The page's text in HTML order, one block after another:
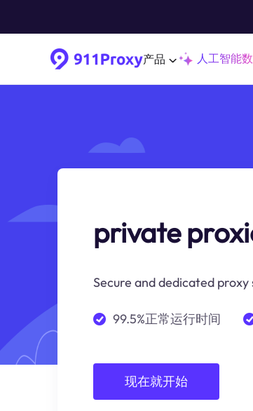
产品 人工智能
private
Secure and dedicated
99.5%正常运行时间
现在就开始